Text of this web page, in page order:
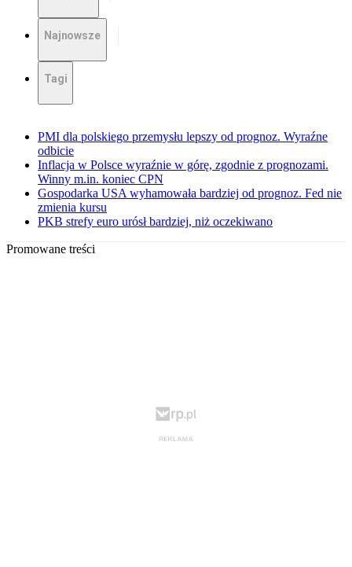
Najnowsze
Tagi
PMI dla polskiego przemysłu lepszy od prognoz. Wyraźne
odbicie
Inflacja w Polsce wyraźnie w górę, zgodnie z prognozami.
Winny m.in. koniec CPN
Gospodarka USA wyhamowała bardziej od prognoz. Fed nie
zmienia kursu
PKB strefy euro urósł bardziej, niż oczekiwano
Promowane treści